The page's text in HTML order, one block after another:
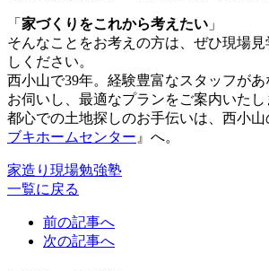
「 家づくりをこれから考えたい 」
そんなことをお考えの方は、ぜひ現場
しください。
西小山で39年。経験豊富なスタッフが
お伺いし、最適なプランをご案内いたし
都心での土地探しのお手伝いは、西小
ブキホームセンター 』へ。
家造り現場勉強塾
一覧に戻る
前の記事へ
次の記事へ